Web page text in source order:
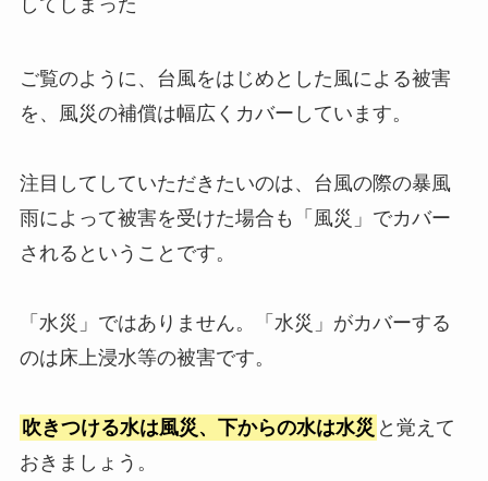
してしまった
ご覧のように、台風をはじめとした風による被害
を、風災の補償は幅広くカバーしています。
注目してしていただきたいのは、台風の際の暴風
雨によって被害を受けた場合も「風災」でカバー
されるということです。
「水災」ではありません。「水災」がカバーする
のは床上浸水等の被害です。
吹きつける水は風災、下からの水は水災 と覚えて
おきましょう。